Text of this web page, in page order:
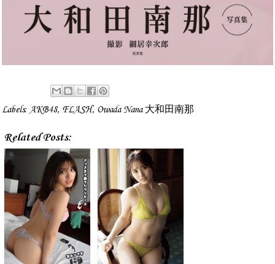
Labels: AKB48, FLASH, Owada Nana 大和田南那
Related Posts: